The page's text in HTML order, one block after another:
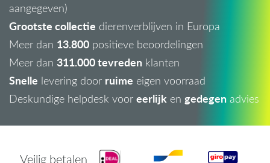
aangegeven)
Grootste collectie dierenverblijven in Europa
Meer dan 13.800 positieve beoordelingen
Meer dan 311.000 tevreden klanten
Snelle levering door ruime eigen voorraad
Deskundige helpdesk voor eerlijk en gedegen advies
Veilig betalen